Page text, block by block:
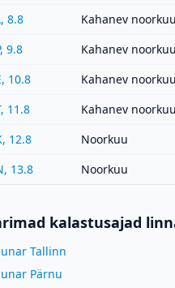
8.8
Kahanev noorkuu
9.8
Kahanev noorkuu
10.8
Kahanev noorkuu
11.8
Kahanev noorkuu
12.8
Noorkuu
13.8
Noorkuu
kalastusajad
Tallinn
Pärnu